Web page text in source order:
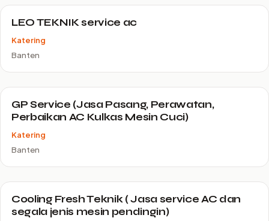
LEO TEKNIK service ac
Katering
Banten
GP Service (Jasa Pasang, Perawatan,
Perbaikan AC Kulkas Mesin Cuci)
Katering
Banten
Cooling Fresh Teknik ( Jasa service AC dan
segala jenis mesin pendingin)